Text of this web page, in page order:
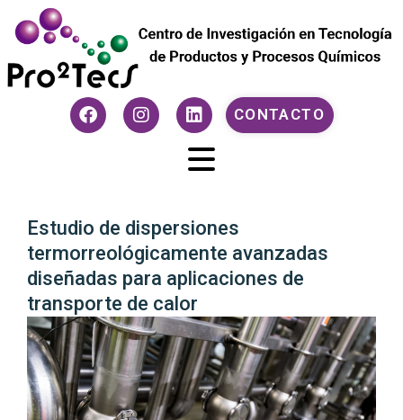
CONTACTO
Estudio de dispersiones
termorreológicamente avanzadas
diseñadas para aplicaciones de
transporte de calor